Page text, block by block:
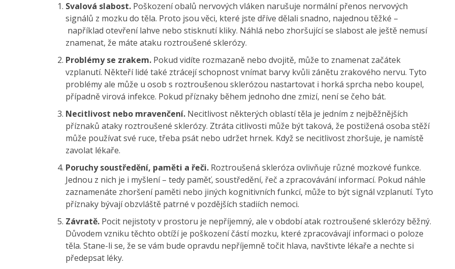
Svalová slabost. Poškození obalů nervových vláken narušuje normální přenos nervových
signálů z mozku do těla. Proto jsou věci, které jste dříve dělali snadno, najednou těžké –
například otevření lahve nebo stisknutí kliky. Náhlá nebo zhoršující se slabost ale ještě nemusí
znamenat, že máte ataku roztroušené sklerózy.
Problémy se zrakem. Pokud vidíte rozmazaně nebo dvojitě, může to znamenat začátek
vzplanutí. Někteří lidé také ztrácejí schopnost vnímat barvy kvůli zánětu zrakového nervu. Tyto
problémy ale může u osob s roztroušenou sklerózou nastartovat i horká sprcha nebo koupel,
případně virová infekce. Pokud příznaky během jednoho dne zmizí, není se čeho bát.
Necitlivost nebo mravenčení. Necitlivost některých oblastí těla je jedním z nejběžnějších
příznaků ataky roztroušené sklerózy. Ztráta citlivosti může být taková, že postižená osoba stěží
může používat své ruce, třeba psát nebo udržet hrnek. Když se necitlivost zhoršuje, je namístě
zavolat lékaře.
Poruchy soustředění, paměti a řeči. Roztroušená skleróza ovlivňuje různé mozkové funkce.
Jednou z nich je i myšlení – tedy paměť, soustředění, řeč a zpracovávání informací. Pokud náhle
zaznamenáte zhoršení paměti nebo jiných kognitivních funkcí, může to být signál vzplanutí. Tyto
příznaky bývají obzvláště patrné v pozdějších stadiích nemoci.
Závratě. Pocit nejistoty v prostoru je nepříjemný, ale v období atak roztroušené sklerózy běžný.
Důvodem vzniku těchto obtíží je poškození částí mozku, které zpracovávají informaci o poloze
těla. Stane-li se, že se vám bude opravdu nepříjemně točit hlava, navštivte lékaře a nechte si
předepsat léky.